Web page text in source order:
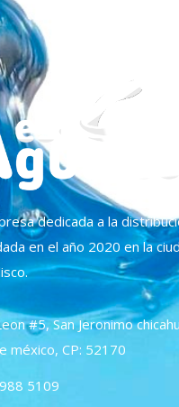
dedicada a la
en el año 2020 en la
#5, San Jeronimo
méxico, CP: 52170
5109